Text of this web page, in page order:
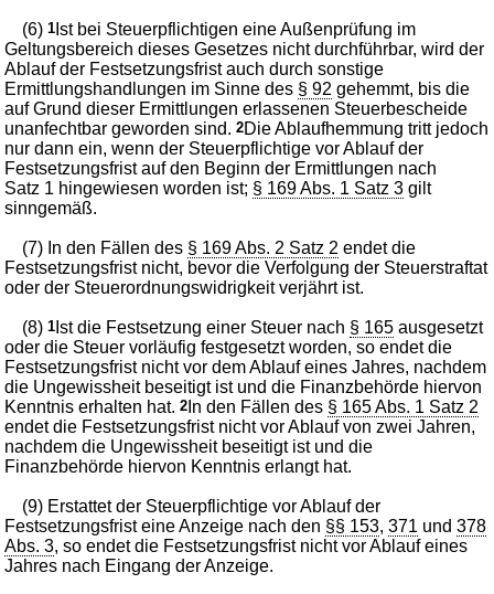
(6)1 Ist bei Steuerpflichtigen eine Außenprüfung im
Geltungsbereich dieses Gesetzes nicht durchführbar, wird der
Ablauf der Festsetzungsfrist auch durch sonstige
Ermittlungshandlungen im Sinne des § 92 gehemmt, bis die
auf Grund dieser Ermittlungen erlassenen Steuerbescheide
unanfechtbar geworden sind.2Die Ablaufhemmung tritt jedoch
nur dann ein, wenn der Steuerpflichtige vor Ablauf der
Festsetzungsfrist auf den Beginn der Ermittlungen nach
Satz 1 hingewiesen worden ist; § 169 Abs. 1 Satz 3 gilt
sinngemäß.
(7) In den Fällen des § 169 Abs. 2 Satz 2 endet die
Festsetzungsfrist nicht, bevor die Verfolgung der Steuerstraftat
oder der Steuerordnungswidrigkeit verjährt ist.
(8)1 Ist die Festsetzung einer Steuer nach § 165 ausgesetzt
oder die Steuer vorläufig festgesetzt worden, so endet die
Festsetzungsfrist nicht vor dem Ablauf eines Jahres, nachdem
die Ungewissheit beseitigt ist und die Finanzbehörde hiervon
Kenntnis erhalten hat.2 In den Fällen des § 165 Abs. 1 Satz 2
endet die Festsetzungsfrist nicht vor Ablauf von zwei Jahren,
nachdem die Ungewissheit beseitigt ist und die
Finanzbehörde hiervon Kenntnis erlangt hat.
(9) Erstattet der Steuerpflichtige vor Ablauf der
Festsetzungsfrist eine Anzeige nach den §§ 153,371 und378
Abs. 3, so endet die Festsetzungsfrist nicht vor Ablauf eines
Jahres nach Eingang der Anzeige.